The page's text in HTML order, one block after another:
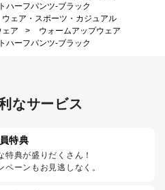
ハーフパンツ-ブラック
ウェア・スポーツ・カジュアル
ェア >
ウォームアップウェア
ハーフパンツ-ブラック
なサービス
特典
特典が盛りだくさん！
ーンもお見逃しなく。